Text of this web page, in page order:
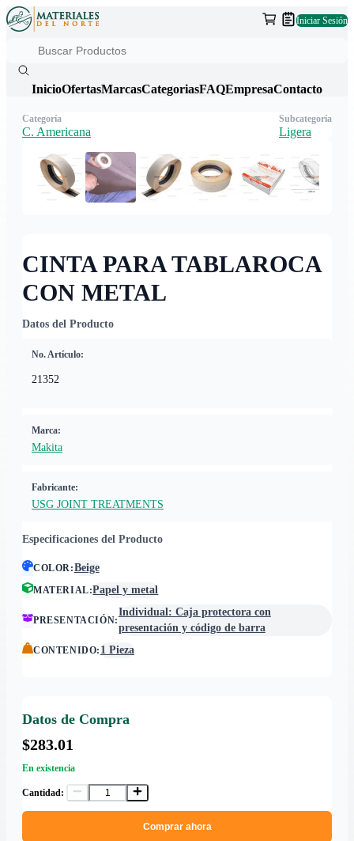
Iniciar Sesión
InicioOfertasMarcasCategoriasFAQEmpresaContacto
CINTA PARA TABLAROCA
CON METAL
Datos del Producto
No. Artículo:
21352
Marca:
Makita
Fabricante:
USG JOINT TREATMENTS
Especificaciones del Producto
COLOR:Beige
MATERIAL:Papel y metal
PRESENTACIÓN:
Individual: Caja protectora con
presentación y código de barra
CONTENIDO: 1 Pieza
Datos de Compra
$283.01
En existencia
Cantidad:
Comprar ahora
Categoría
C. Americana
Subcategoría
Ligera